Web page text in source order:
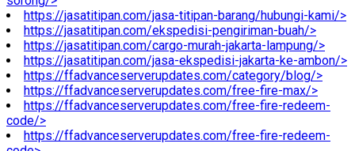
https://jasatitipan.com/jasa-titipan-barang/hubungi-kami/>
https://jasatitipan.com/ekspedisi-pengiriman-buah/>
https://jasatitipan.com/cargo-murah-jakarta-lampung/>
https://jasatitipan.com/jasa-ekspedisi-jakarta-ke-ambon/>
https://ffadvanceserverupdates.com/category/blog/>
https://ffadvanceserverupdates.com/free-fire-max/>
https://ffadvanceserverupdates.com/free-fire-redeem-
code/>
https://ffadvanceserverupdates.com/free-fire-redeem-